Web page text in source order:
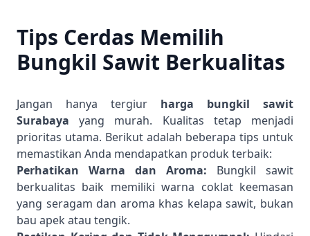
Tips Cerdas Memilih
Bungkil Sawit Berkualitas
Jangan hanya tergiur harga bungkil sawit
Surabaya yang murah. Kualitas tetap menjadi
prioritas utama. Berikut adalah beberapa tips untuk
memastikan Anda mendapatkan produk terbaik:
Perhatikan Warna dan Aroma: Bungkil sawit
berkualitas baik memiliki warna coklat keemasan
yang seragam dan aroma khas kelapa sawit, bukan
bau apek atau tengik.